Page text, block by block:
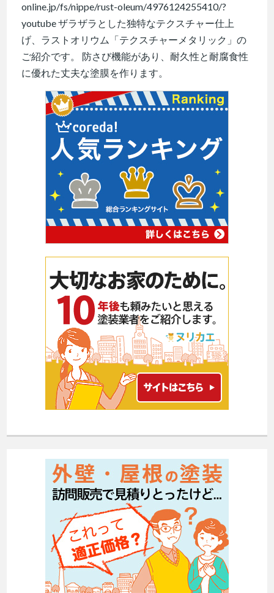
online.jp/fs/nippe/rust-oleum/4976124255410/?
youtube ザラザラとした独特なテクスチャー仕上
げ、ラストオリウム「テクスチャーメタリック」の
ご紹介です。 防さび機能があり、耐久性と耐腐食性
に優れた丈夫な塗膜を作ります。